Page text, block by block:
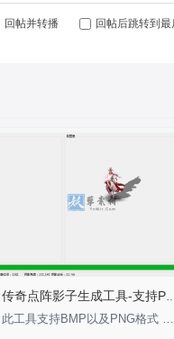
回帖并转播 回帖后跳转到
传奇点阵影子生成工具
此工具支持BMP以及PNG格式 影子支持可调整大小 倾斜角度 以及坐标注意：此编辑